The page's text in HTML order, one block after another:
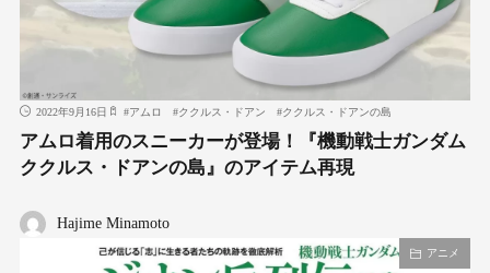
2022年9月16日 #アムロ #ククルス・ドアン #ククルス・ドアンの島
アムロ着用のスニーカーが登場！『機動戦士ガンダム
ククルス・ドアンの島』のアイテム再現
Hajime Minamoto
アニメ